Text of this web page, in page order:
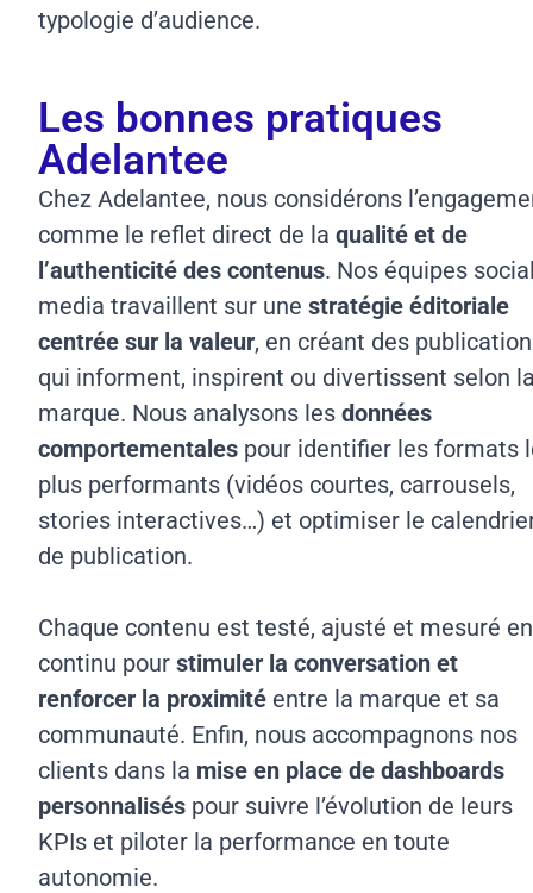
typologie d’audience.
Les bonnes pratiques
Adelantee
Chez Adelantee, nous considérons
comme le reflet direct de laqualité et de
l’authenticité des contenus. Nos équipes
media travaillent sur unestratégie éditoriale
centrée sur la valeur, en créant des
qui informent, inspirent ou divertissent selon
marque. Nous analysons lesdonnées
comportementales pour identifier les formats
plus performants (vidéos courtes, carrousels,
stories interactives…) et optimiser le
de publication.
Chaque contenu est testé, ajusté et mesuré en
continu pourstimuler la conversation et
renforcer la proximité entre la marque et sa
communauté. Enfin, nous accompagnons nos
clients dans la mise en place de dashboards
personnalisés pour suivre l’évolution de leurs
KPIs et piloter la performance en toute
autonomie.